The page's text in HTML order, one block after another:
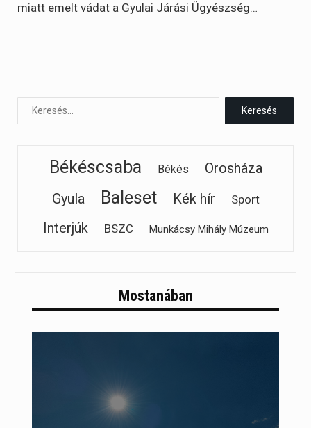
miatt emelt vádat a Gyulai Járási Ügyészség…
Békéscsaba Békés
Orosháza
Gyula
Baleset Kék hír Sport
Interjúk BSZC Munkácsy Mihály Múzeum
Mostanában